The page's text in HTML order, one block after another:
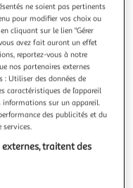
noir & or
Matières : Dessus :
Spécificités :
Rectangulaire Motif
kg Couleur : Noir & Or
ne soient pas pertinents
pour modifier vos choix ou
cliquant sur le lien "Gérer
avez fait auront un effet
reportez-vous à notre
nos partenaires externes
: Utiliser des données de
caractéristiques de l’appareil
informations sur un appareil.
des publicités et du
services.
traitent des